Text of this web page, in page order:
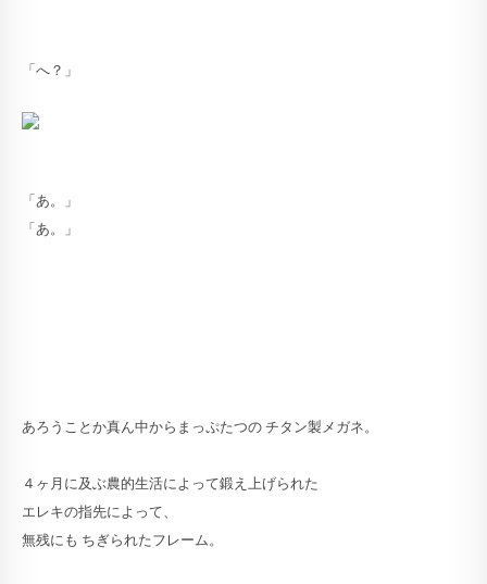
「へ？」
「あ。」
「あ。」
あろうことか真ん中からまっぷたつの チタン製メガネ。
４ヶ月に及ぶ農的生活によって鍛え上げられた
エレキの指先によって、
無残にも ちぎられたフレーム。